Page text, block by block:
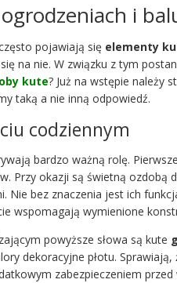
i
pojawiają się elementy
na nie. W związku z tym
kute? Już na wstępie należy
taką a nie inną odpowiedź.
codziennym
bardzo ważną rolę.
Przy okazji są świetną ozdobą
Nie bez znaczenia jest ich
wspomagają wymienione
powyższe słowa są kute
dekoracyjne płotu.
zabezpieczeniem